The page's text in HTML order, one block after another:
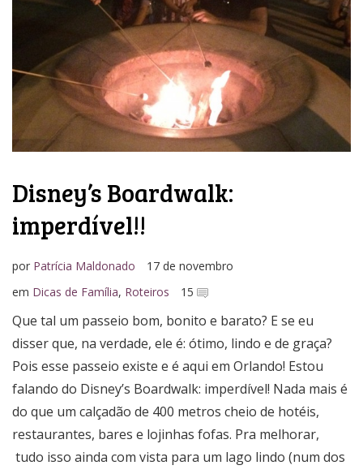
Disney’s Boardwalk:
imperdível!!
por Patrícia Maldonado
17 de novembro
em Dicas de Família, Roteiros 15
Que tal um passeio bom, bonito e barato? E se eu
disser que, na verdade, ele é: ótimo, lindo e de graça?
Pois esse passeio existe e é aqui em Orlando! Estou
falando do Disney’s Boardwalk: imperdível! Nada mais é
do que um calçadão de 400 metros cheio de hotéis,
restaurantes, bares e lojinhas fofas. Pra melhorar,
tudo isso ainda com vista para um lago lindo (num dos